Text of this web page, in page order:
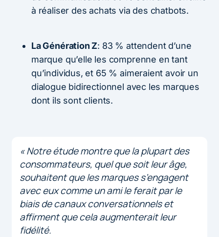
à réaliser des achats via des chatbots.
La Génération Z: 83 % attendent d’une
marque qu’elle les comprenne en tant
qu’individus, et 65 % aimeraient avoir un
dialogue bidirectionnel avec les marques
dont ils sont clients.
« Notre étude montre que la plupart des
consommateurs, quel que soit leur âge,
souhaitent que les marques s’engagent
avec eux comme un ami le ferait par le
biais de canaux conversationnels et
affirment que cela augmenterait leur
fidélité.